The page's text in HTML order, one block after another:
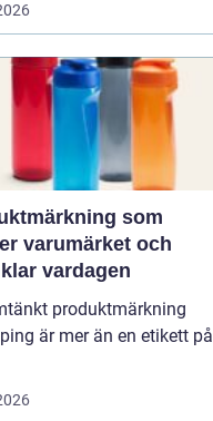
som
varumärket och
vardagen
produktmärkning
är mer än en etikett på